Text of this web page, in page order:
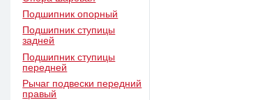
Подшипник опорный
Подшипник ступицы
задней
Подшипник ступицы
передней
Рычаг подвески передний
правый